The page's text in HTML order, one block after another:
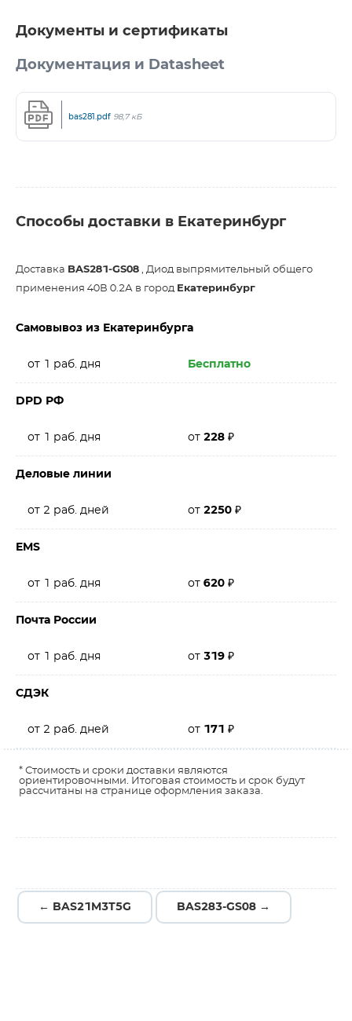
Документы и сертификаты
Документация и Datasheet
bas281.pdf 98,7 кБ
Способы доставки в Екатеринбург
Доставка BAS281-GS08 , Диод выпрямительный общего
применения 40В 0.2А в город Екатеринбург
Самовывоз из Екатеринбурга
от 1 раб. дня Бесплатно
DPD РФ
от 1 раб. дня от 228 ₽
Деловые линии
от 2 раб. дней от 2250 ₽
EMS
от 1 раб. дня от 620 ₽
Почта России
от 1 раб. дня от 319 ₽
СДЭК
от 2 раб. дней от 171 ₽
* Стоимость и сроки доставки являются
ориентировочными. Итоговая стоимость и срок будут
рассчитаны на странице оформления заказа.
← BAS21M3T5G BAS283-GS08 →